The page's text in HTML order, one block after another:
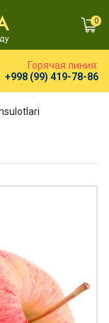
0
Горячая линия:
+998 (99) 419-78-86